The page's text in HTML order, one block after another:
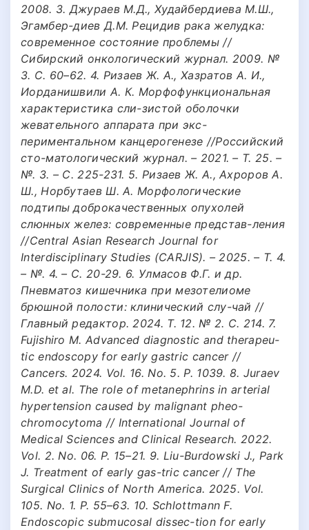
2008. 3. Джураев М.Д., Худайбердиева М.Ш.,
Эгамбер-диев Д.М. Рецидив рака желудка:
современное состояние проблемы //
Сибирский онкологический журнал. 2009. №
3. С. 60–62. 4. Ризаев Ж. А., Хазратов А. И.,
Иорданишвили А. К. Морфофункциональная
характеристика сли-зистой оболочки
жевательного аппарата при экс-
периментальном канцерогенезе //Российский
сто-матологический журнал. – 2021. – Т. 25. –
№. 3. – С. 225-231. 5. Ризаев Ж. А., Ахроров А.
Ш., Норбутаев Ш. А. Морфологические
подтипы доброкачественных опухолей
слюнных желез: современные представ-ления
//Central Asian Research Journal for
Interdisciplinary Studies (CARJIS). – 2025. – Т. 4.
– №. 4. – С. 20-29. 6. Улмасов Ф.Г. и др.
Пневматоз кишечника при мезотелиоме
брюшной полости: клинический слу-чай //
Главный редактор. 2024. Т. 12. № 2. С. 214. 7.
Fujishiro M. Advanced diagnostic and therapeu-
tic endoscopy for early gastric cancer //
Cancers. 2024. Vol. 16. No. 5. P. 1039. 8. Juraev
M.D. et al. The role of metanephrins in arterial
hypertension caused by malignant pheo-
chromocytoma // International Journal of
Medical Sciences and Clinical Research. 2022.
Vol. 2. No. 06. P. 15–21. 9. Liu-Burdowski J., Park
J. Treatment of early gas-tric cancer // The
Surgical Clinics of North America. 2025. Vol.
105. No. 1. P. 55–63. 10. Schlottmann F.
Endoscopic submucosal dissec-tion for early